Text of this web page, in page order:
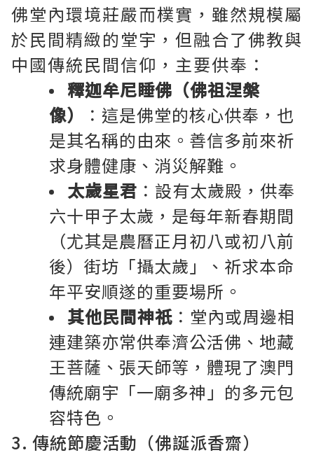
佛堂內環境莊嚴而樸實，雖然規模屬
於民間精緻的堂宇，但融合了佛教與
中國傳統民間信仰，主要供奉：
釋迦牟尼睡佛（佛祖涅槃
像）
：這是佛堂的核心供奉，也
是其名稱的由來。善信多前來祈
求身體健康、消災解難。
太歲星君 ：設有太歲殿，供奉
六十甲子太歲，是每年新春期間
（尤其是農曆正月初八或初八前
後）街坊「攝太歲」、祈求本命
年平安順遂的重要場所。
其他民間神祇 ：堂內或周邊相
連建築亦常供奉濟公活佛、地藏
王菩薩、張天師等，體現了澳門
傳統廟宇「一廟多神」的多元包
容特色。
3. 傳統節慶活動（佛誕派香齋）